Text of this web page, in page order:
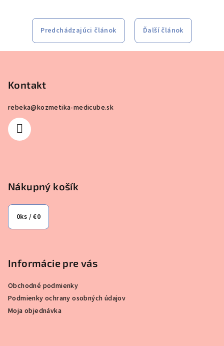
Predchádzajúci článok Ďalší článok
Kontakt
rebeka@kozmetika-medicube.sk
Nákupný košík
0ks /€0
Informácie pre vás
Obchodné podmienky
Podmienky ochrany osobných údajov
Moja objednávka